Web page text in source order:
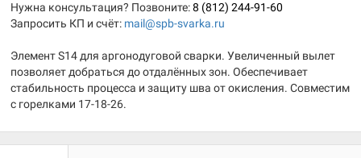
Нужна консультация? Позвоните:8 (812) 244-91-60
Запросить КП и счёт: mail@spb-svarka.ru
Элемент S14 для аргонодуговой сварки. Увеличенный вылет
позволяет добраться до отдалённых зон. Обеспечивает
стабильность процесса и защиту шва от окисления. Совместим
с горелками 17-18-26.